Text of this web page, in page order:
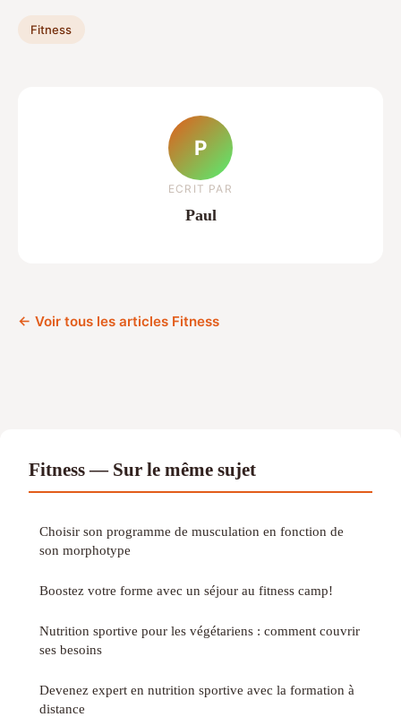
Fitness
P
ECRIT PAR
Paul
← Voir tous les articles Fitness
Fitness — Sur le même sujet
Choisir son programme de musculation en fonction de
son morphotype
Boostez votre forme avec un séjour au fitness camp!
Nutrition sportive pour les végétariens : comment couvrir
ses besoins
Devenez expert en nutrition sportive avec la formation à
distance